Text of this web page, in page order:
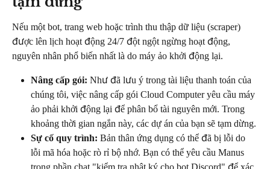
Nếu một bot, trang web hoặc trình thu thập dữ liệu (scraper)
được lên lịch hoạt động 24/7 đột ngột ngừng hoạt động,
nguyên nhân phổ biến nhất là do máy ảo khởi động lại.
Nâng cấp gói: Như đã lưu ý trong tài liệu thanh toán của
chúng tôi, việc nâng cấp gói Cloud Computer yêu cầu máy
ảo phải khởi động lại để phân bổ tài nguyên mới. Trong
khoảng thời gian ngắn này, các dự án của bạn sẽ tạm dừng.
Sự cố quy trình: Bản thân ứng dụng có thể đã bị lỗi do
lỗi mã hóa hoặc rò rỉ bộ nhớ. Bạn có thể yêu cầu Manus